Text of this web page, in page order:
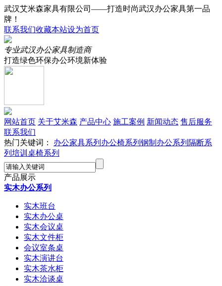
武汉艾米森家具有限公司——打造时尚武汉办公家具第一品
牌！
联系我们收藏本站设为首页
专业武汉办公家具制造商
打造绿色环保办公环境新体验
网站首页 关于艾米森 产品中心 施工案例 新闻动态 售后服务
联系我们
热门关键词： 办公家具系列 办公椅系列 钢制办公系列 隔断系
列 培训桌椅系列
产品展示
实木办公系列
实木班台
实木办公桌
实木会议桌
实木文件柜
会议室条桌
实木演讲台
实木茶水柜
实木洽谈桌